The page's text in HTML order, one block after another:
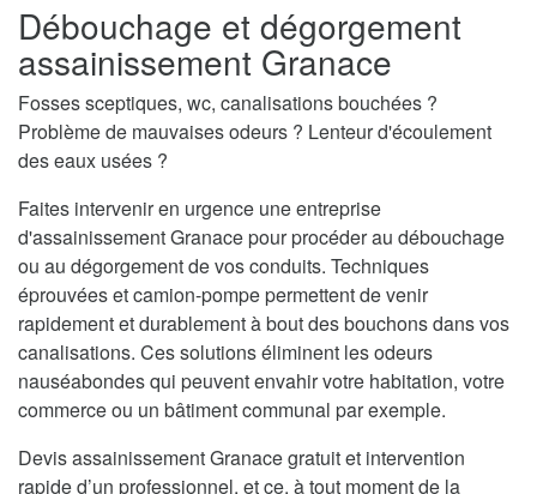
Débouchage et dégorgement
assainissement Granace
Fosses sceptiques, wc, canalisations bouchées ?
Problème de mauvaises odeurs ? Lenteur d'écoulement
des eaux usées ?
Faites intervenir en urgence une entreprise
d'assainissement Granace pour procéder au débouchage
ou au dégorgement de vos conduits. Techniques
éprouvées et camion-pompe permettent de venir
rapidement et durablement à bout des bouchons dans vos
canalisations. Ces solutions éliminent les odeurs
nauséabondes qui peuvent envahir votre habitation, votre
commerce ou un bâtiment communal par exemple.
Devis assainissement Granace gratuit et intervention
rapide d’un professionnel, et ce, à tout moment de la